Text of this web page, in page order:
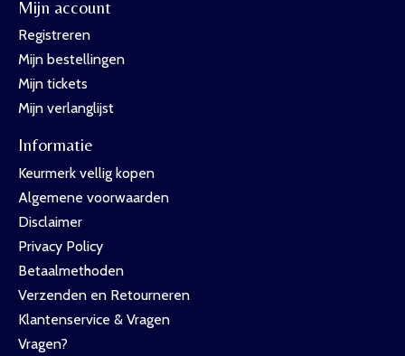
Mijn account
Registreren
Mijn bestellingen
Mijn tickets
Mijn verlanglijst
Informatie
Keurmerk vellig kopen
Algemene voorwaarden
Disclaimer
Privacy Policy
Betaalmethoden
Verzenden en Retourneren
Klantenservice & Vragen
Vragen?